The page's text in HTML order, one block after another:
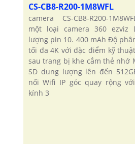
CS-CB8-R200-1M8WFL
camera CS-CB8-R200-
một loại camera 360 ezviz
lượng pin 10. 400 mAh Độ
tối đa 4K với đặc điểm kỹ
sau trang bị khe cắm thẻ nhớ
SD dung lượng lên đến
nối Wifi IP góc quay rộng
kính 3